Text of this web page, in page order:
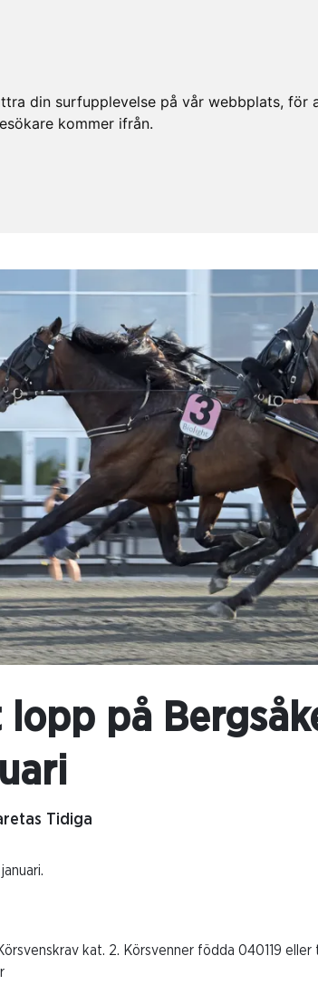
din surfupplevelse på vår webbplats, för
kommer ifrån.
på
Tidiga
kat. 2. Körsvenner födda 040119 eller